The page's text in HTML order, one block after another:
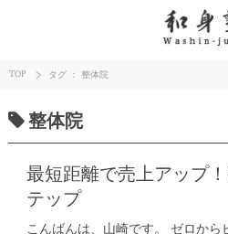
TOP タグ ： 整体院
整体院
最短距離で売上アップ
テップ
こんばんは、山崎です。 ゼロから